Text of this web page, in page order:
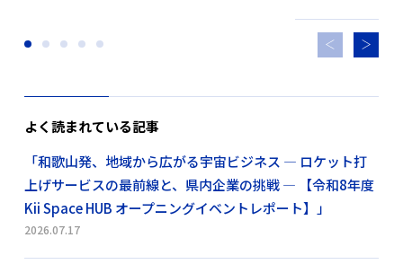
よく読まれている記事
「和歌山発、地域から広がる宇宙ビジネス ― ロケット打
上げサービスの最前線と、県内企業の挑戦 ― 【令和8年度
Kii Space HUB オープニングイベントレポート】」
2026.07.17